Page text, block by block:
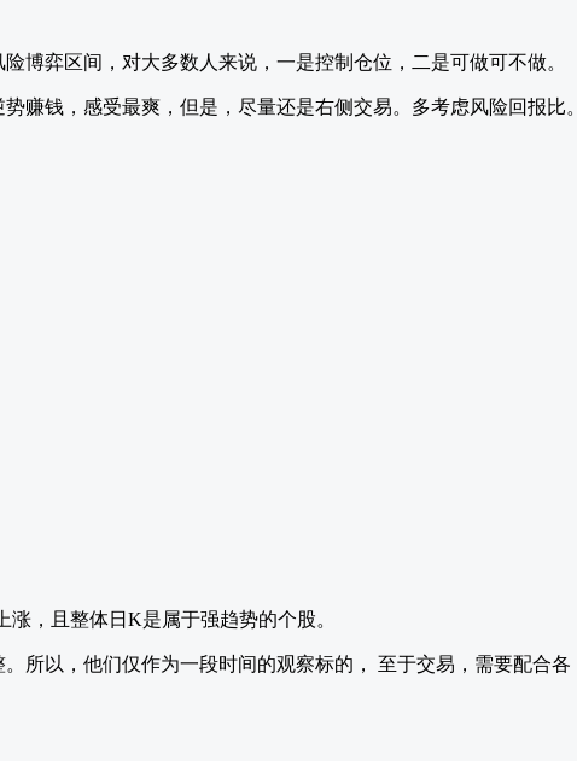
博弈区间，对大多数人来说，一是控制仓位，二是可做可不做。
赚钱，感受最爽，但是，尽量还是右侧交易。多考虑风险回报比。
，且整体日K是属于强趋势的个股。
所以，他们仅作为一段时间的观察标的， 至于交易，需要配合各